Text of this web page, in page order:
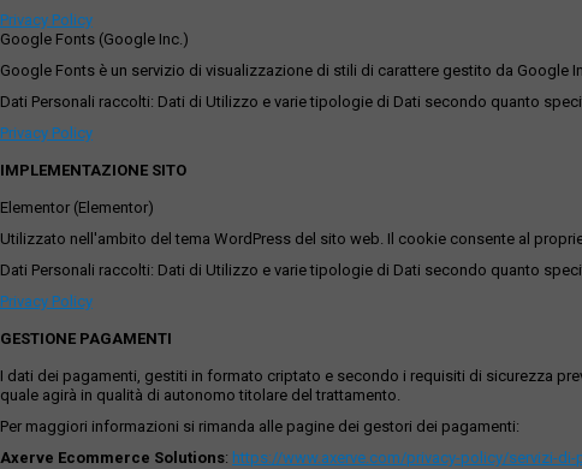
Privacy Policy
Google Fonts (Google Inc.)
Google Fonts è un servizio di visualizzazione di stili di carattere gestito da
Dati Personali raccolti: Dati di Utilizzo e varie tipologie di Dati secondo quanto
Privacy Policy
IMPLEMENTAZIONE SITO
Elementor (Elementor)
Utilizzato nell'ambito del tema WordPress del sito web. Il cookie consente al
Dati Personali raccolti: Dati di Utilizzo e varie tipologie di Dati secondo quanto
Privacy Policy
GESTIONE PAGAMENTI
I dati dei pagamenti, gestiti in formato criptato e secondo i requisiti di sicurezza
quale agirà in qualità di autonomo titolare del trattamento.
Per maggiori informazioni si rimanda alle pagine dei gestori dei pagamenti:
Axerve Ecommerce Solutions: https://www.axerve.com/privacy-policy/servizi-di-